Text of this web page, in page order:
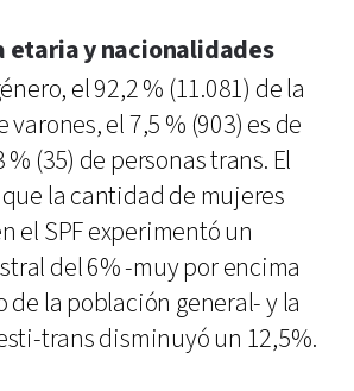
etaria y nacionalidades
el 92,2 % (11.081) de la
el 7,5 % (903) es de
(35) de personas trans. El
la cantidad de mujeres
el SPF experimentó un
del 6% -muy por encima
la población general- y la
trans disminuyó un 12,5%.